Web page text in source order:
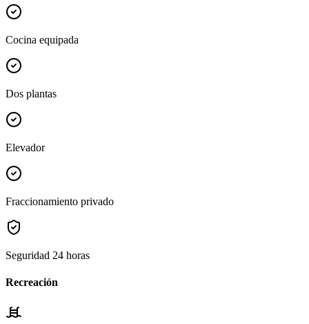
Cocina equipada
Dos plantas
Elevador
Fraccionamiento privado
Seguridad 24 horas
Recreación